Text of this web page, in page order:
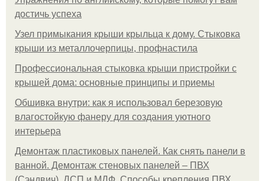
достичь успеха
Узел примыкания крыши крыльца к дому. Стыковка
крыши из металлочерпицы, профнастила
Профессиональная стыковка крыши пристройки с
крышей дома: основные принципы и приемы
Обшивка внутри: как я использовал березовую
влагостойкую фанеру для создания уютного
интерьера
Демонтаж пластиковых панелей. Как снять панели в
ванной. Демонтаж стеновых панелей – ПВХ